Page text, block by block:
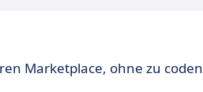
Marketplace, ohne zu coden